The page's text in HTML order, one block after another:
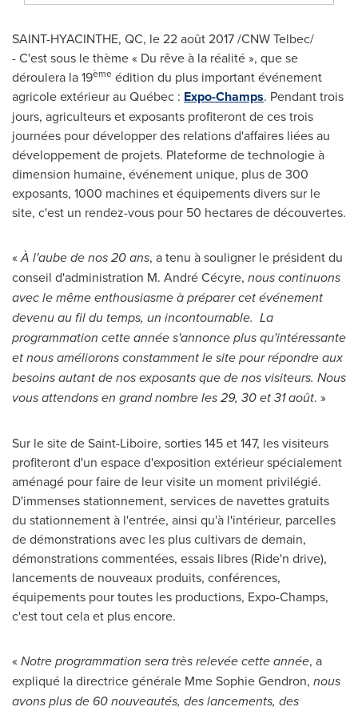
SAINT-HYACINTHE, QC, le 22 août 2017 /CNW Telbec/
- C'est sous le thème « Du rêve à la réalité », que se
déroulera la 19ème édition du plus important événement
agricole extérieur au Québec : Expo-Champs. Pendant trois
jours, agriculteurs et exposants profiteront de ces trois
journées pour développer des relations d'affaires liées au
développement de projets. Plateforme de technologie à
dimension humaine, événement unique, plus de 300
exposants, 1000 machines et équipements divers sur le
site, c'est un rendez-vous pour 50 hectares de découvertes.
«À l'aube de nos 20 ans, a tenu à souligner le président du
conseil d'administration M. André Cécyre, nous continuons
avec le même enthousiasme à préparer cet événement
devenu au fil du temps, un incontournable. La
programmation cette année s'annonce plus qu'intéressante
et nous améliorons constamment le site pour répondre aux
besoins autant de nos exposants que de nos visiteurs. Nous
vous attendons en grand nombre les 29, 30 et 31 août. »
Sur le site deSaint-Liboire, sorties145 et147, les visiteurs
profiteront d'un espace d'exposition extérieur spécialement
aménagé pour faire de leur visite un moment privilégié.
D'immenses stationnement, services de navettes gratuits
du stationnement à l'entrée, ainsi qu'à l'intérieur, parcelles
de démonstrations avec les plus cultivars de demain,
démonstrations commentées, essais libres (Ride'n drive),
lancements de nouveaux produits, conférences,
équipements pour toutes les productions, Expo-Champs,
c'est tout cela et plus encore.
«Notre programmation sera très relevée cette année, a
expliqué la directrice générale Mme Sophie Gendron, nous
avons plus de 60 nouveautés, des lancements, des